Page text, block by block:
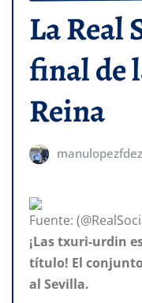
La Real
final de
Reina
manulopezfdez
Fuente:
¡Las txuri-urdin
título! El
al Sevilla.